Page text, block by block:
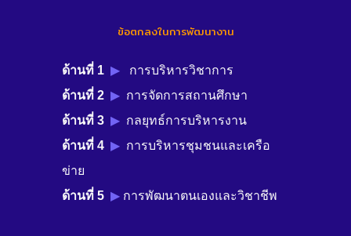
ข้อตกลงในการพัฒนางาน
ด้านที่ 1 ▶︎
การบริหารวิชาการ
ด้านที่ 2 ▶︎ การจัดการสถานศึกษา
ด้านที่ 3 ▶︎กลยุทธ์การบริหารงาน
ด้านที่ 4 ▶︎ การบริหารชุมชนและเครือ
ข่าย
ด้านที่ 5 ▶︎ การพัฒนาตนเองและวิชาชีพ